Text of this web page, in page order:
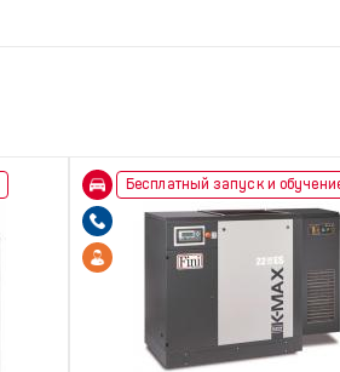
Бесплатный запуск и